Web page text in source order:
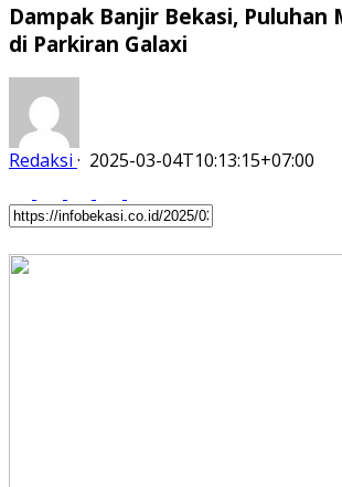
Dampak Banjir Bekasi, Puluhan
di Parkiran Galaxi
Redaksi · 2025-03-04T10:13:15+07:00